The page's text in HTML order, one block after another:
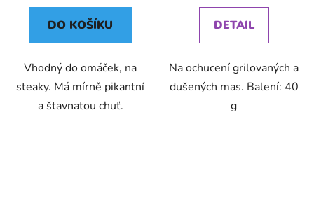
DO KOŠÍKU
Vhodný do omáček, na
steaky. Má mírně pikantní
a šťavnatou chuť.
DETAIL
Na ochucení grilovaných a
dušených mas. Balení: 40
g